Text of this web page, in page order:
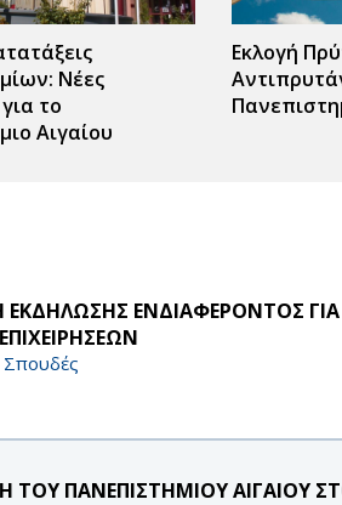
Νέες
το
Αιγαίου
Εκλογή
ΕΚΔΗΛΩΣΗΣ ΕΝΔΙΑΦΕΡΟΝΤΟΣ
Σπουδές
ΠΑΝΕΠΙΣΤΗΜΙΟΥ ΑΙΓΑΙΟΥ